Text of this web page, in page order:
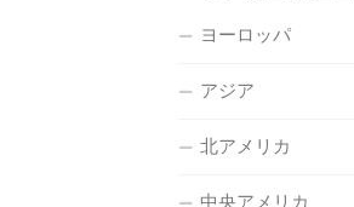
ヨーロッパ
アジア
北アメリカ
中央アメリカ